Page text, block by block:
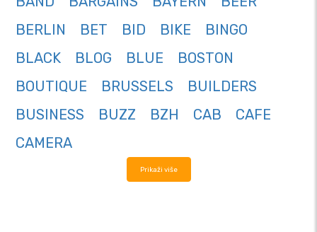
BERLIN
BET BID BIKE
BINGO
BLACK
BLOG BLUE
BOSTON
BOUTIQUE
BRUSSELS
BUILDERS
BUSINESS
BUZZ BZH CAB
CAFE
CAMERA
Prikaži više